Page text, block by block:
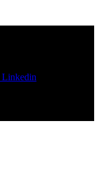
Linkedin